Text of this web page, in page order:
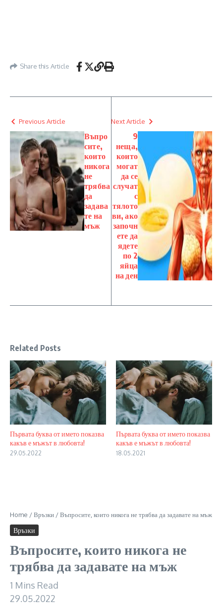
Share this Article
Previous Article
Въпро
сите,
които
никога
не
трябва
да
задава
те на
мъж
Next Article
9
неща,
които
могат
да се
случат
с
тялото
ви, ако
започн
ете да
ядете
по 2
яйца
на ден
Related Posts
Първата буква от името показва
какъв е мъжът в любовта!
29.05.2022
Първата буква от името показва
какъв е мъжът в любовта!
18.05.2021
Home /Връзки /Въпросите, които никога не трябва да задавате на мъж
Връзки
Въпросите, които никога не
трябва да задавате на мъж
1 Mins Read
29.05.2022